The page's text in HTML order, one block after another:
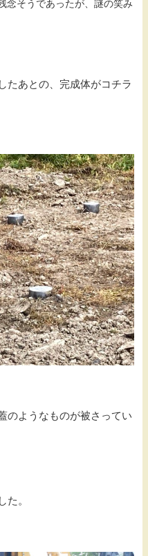
念そうであったが、謎の笑み
たあとの、完成体がコチラ
のようなものが被さってい
た。